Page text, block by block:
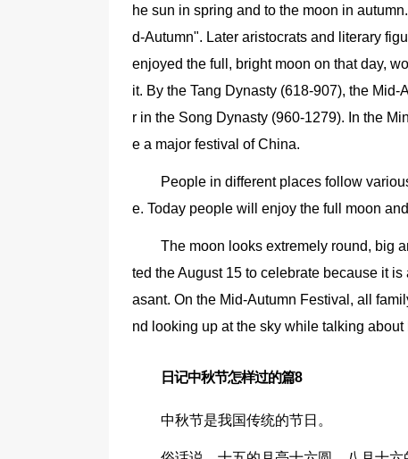
he sun in spring and to the moon in
d-Autumn". Later aristocrats and literary
enjoyed the full, bright moon on that day,
it. By the Tang Dynasty (618-907), the
r in the Song Dynasty (960-1279). In the
e a major festival of China.
People in different places follow
e. Today people will enjoy the full moon
The moon looks extremely round, big
ted the August 15 to celebrate because it
asant. On the Mid-Autumn Festival, all
nd looking up at the sky while talking
日记中秋节怎样过的篇8
中秋节是我国传统的节日。